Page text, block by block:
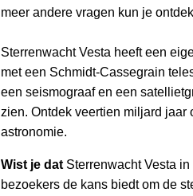
meer andere vragen kun je
Sterrenwacht Vesta heeft een
met een Schmidt-Cassegrain
een seismograaf en een
zien. Ontdek veertien miljard jaar
astronomie.
Wist je dat Sterrenwacht Vesta in
bezoekers de kans biedt om de